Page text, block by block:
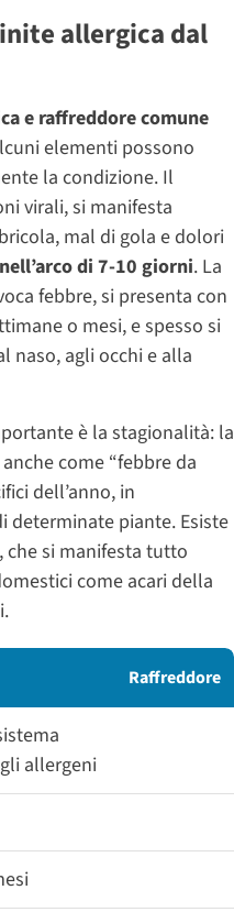
allergica dal
e raffreddore comune
elementi possono
la condizione. Il
virali, si manifesta
mal di gola e dolori
di 7-10 giorni. La
febbre, si presenta con
o mesi, e spesso si
naso, agli occhi e alla
è la stagionalità: la
come “febbre da
dell’anno, in
piante. Esiste
che si manifesta tutto
come acari della
Raffreddore
allergeni